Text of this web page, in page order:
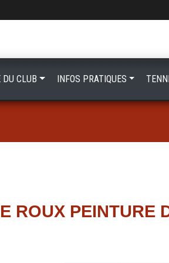
ROUX PEINTURE
DU CLUB INFOS PRATIQUES